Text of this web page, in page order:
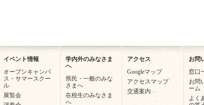
イベント情報
オープンキャンパ
ス・サマースクー
ル
展覧会
学内外のみなさま
へ
県民・一般のみな
さまへ
在校生のみなさま
へ
アクセス
Googleマップ
アクセスマップ
交通案内
お問
窓口
お問
ーム
よく